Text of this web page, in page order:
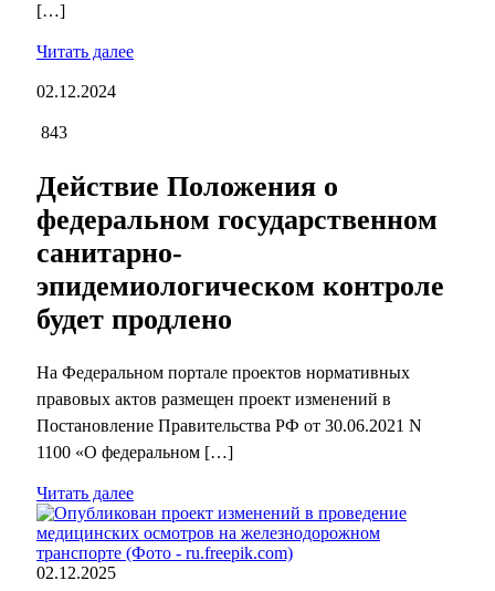
[…]
Читать далее
02.12.2024
843
Действие Положения о
федеральном государственном
санитарно-
эпидемиологическом контроле
будет продлено
На Федеральном портале проектов нормативных
правовых актов размещен проект изменений в
Постановление Правительства РФ от 30.06.2021 N
1100 «О федеральном […]
Читать далее
02.12.2025